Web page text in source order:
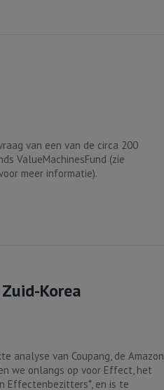
van een van de circa 200
ValueMachinesFund (zie
meer informatie).
Korea
analyse van Coupang, de Amazon
we onlangs op voor Effect, het
Effectenbezitters*, en is te